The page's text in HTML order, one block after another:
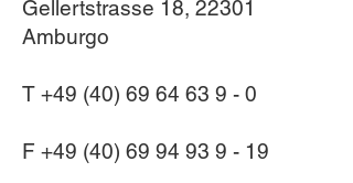
Gellertstrasse 18, 22301
Amburgo
T +49 (40) 69 64 63 9 - 0
F +49 (40) 69 94 93 9 - 19